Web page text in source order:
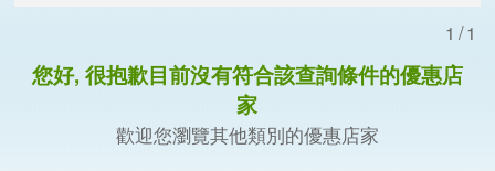
1/1
您好, 很抱歉目前沒有符合該查詢條件的優惠店
家
歡迎您瀏覽其他類別的優惠店家